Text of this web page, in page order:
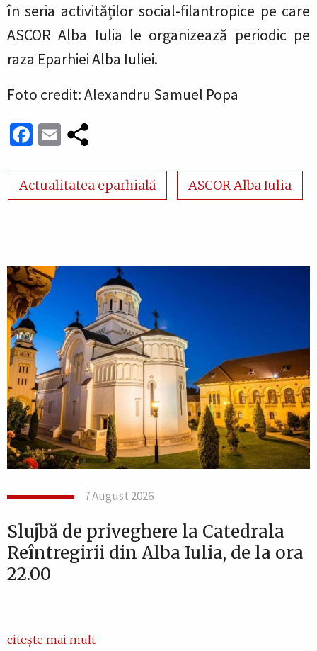
în seria activităților social-filantropice pe care
ASCOR Alba Iulia le organizează periodic pe
raza Eparhiei Alba Iuliei.
Foto credit: Alexandru Samuel Popa
Facebook
Email
Actualitatea eparhială ASCOR Alba Iulia
7 August 2026
Slujbă de priveghere la Catedrala
Reîntregirii din Alba Iulia, de la ora
22.00
citește mai mult